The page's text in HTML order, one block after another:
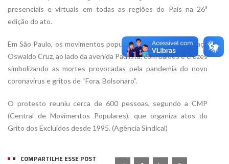
presenciais e virtuais em todas as regiões do País na 26ª
edição do ato.
Em São Paulo, os movimentos populares se reuniram na praça
Oswaldo Cruz, ao lado da avenida Paulista, com balões e cruzes
simbolizando as mortes provocadas pela pandemia do novo
coronavírus e gritos de “Fora, Bolsonaro”.
O protesto reuniu cerca de 600 pessoas, segundo a CMP
(Central de Movimentos Populares), que organiza atos do
Grito dos Excluídos desde 1995. (Agência Sindical)
COMPARTILHE ESSE POST